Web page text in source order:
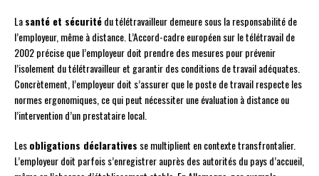
Lasanté et sécuritédu télétravailleur demeure sous la responsabilité de
l’employeur, même à distance. L’Accord-cadre européen sur le télétravail de
2002 précise que l’employeur doit prendre des mesures pour prévenir
l’isolement du télétravailleur et garantir des conditions de travail adéquates.
Concrètement, l’employeur doit s’assurer que le poste de travail respecte les
normes ergonomiques, ce qui peut nécessiter une évaluation à distance ou
l’intervention d’un prestataire local.
Lesobligations déclaratives se multiplient en contexte transfrontalier.
L’employeur doit parfois s’enregistrer auprès des autorités du pays d’accueil,